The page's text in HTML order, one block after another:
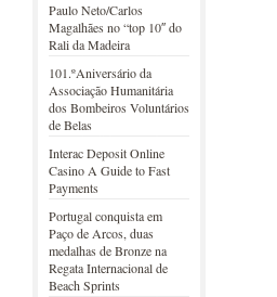
Paulo Neto/Carlos
Magalhães no “top 10″ do
Rali da Madeira
101.ºAniversário da
Associação Humanitária
dos Bombeiros Voluntários
de Belas
Interac Deposit Online
Casino A Guide to Fast
Payments
Portugal conquista em
Paço de Arcos, duas
medalhas de Bronze na
Regata Internacional de
Beach Sprints